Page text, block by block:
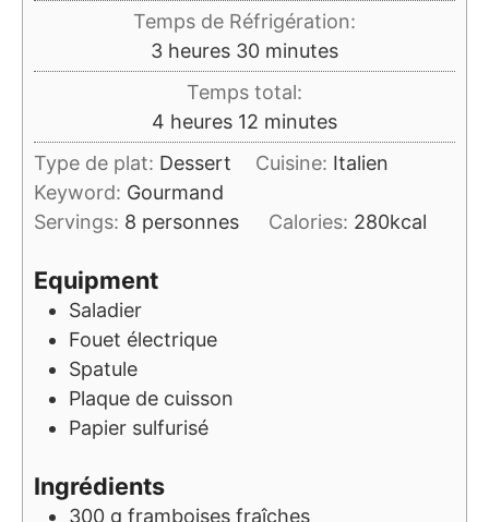
Temps de Réfrigération:
3heures
heures 30minutes
minutes
Temps total:
4 heures
heures 12 minutes
minutes
Type de plat: Dessert Cuisine: Italien
Keyword: Gourmand
Servings: 8 personnes Calories: 280kcal
Equipment
Saladier
Fouet électrique
Spatule
Plaque de cuisson
Papier sulfurisé
Ingrédients
300 g framboises fraîches